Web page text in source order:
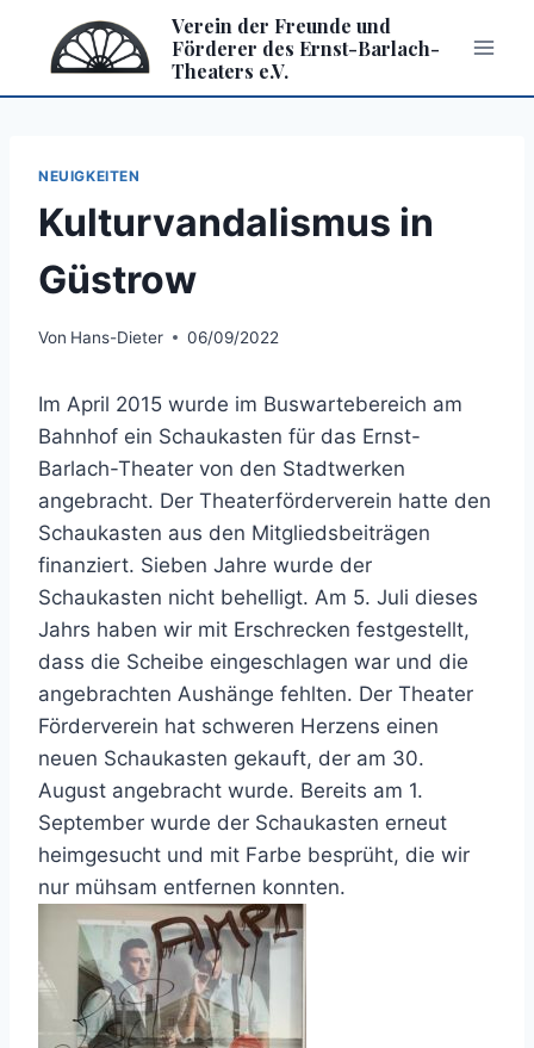
springen
Verein der Freunde und
Förderer des Ernst-Barlach-
Theaters e.V.
NEUIGKEITEN
Kulturvandalismus in
Güstrow
Von Hans-Dieter 06/09/2022
Im April 2015 wurde im Buswartebereich am
Bahnhof ein Schaukasten für das Ernst-
Barlach-Theater von den Stadtwerken
angebracht. Der Theaterförderverein hatte den
Schaukasten aus den Mitgliedsbeiträgen
finanziert. Sieben Jahre wurde der
Schaukasten nicht behelligt. Am 5. Juli dieses
Jahrs haben wir mit Erschrecken festgestellt,
dass die Scheibe eingeschlagen war und die
angebrachten Aushänge fehlten. Der Theater
Förderverein hat schweren Herzens einen
neuen Schaukasten gekauft, der am 30.
August angebracht wurde. Bereits am 1.
September wurde der Schaukasten erneut
heimgesucht und mit Farbe besprüht, die wir
nur mühsam entfernen konnten.